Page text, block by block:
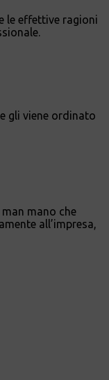
le effettive ragioni
gli viene ordinato
mano che
all’impresa,